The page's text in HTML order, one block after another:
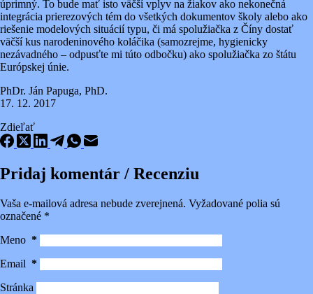
úprimný. To bude mať isto väčší vplyv na žiakov ako nekonečná
integrácia prierezových tém do všetkých dokumentov školy alebo ako
riešenie modelových situácií typu, či má spolužiačka z Číny dostať
väčší kus narodeninového koláčika (samozrejme, hygienicky
nezávadného – odpusťte mi túto odbočku) ako spolužiačka zo štátu
Európskej únie.
PhDr. Ján Papuga, PhD.
17. 12. 2017
Zdieľať
Pridaj komentár / Recenziu
Vaša e-mailová adresa nebude zverejnená. Vyžadované polia sú
označené *
Meno *
Email *
Stránka